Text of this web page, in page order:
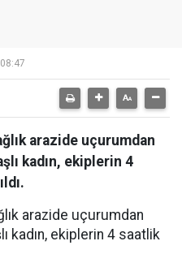
arazide uçurumdan
kadın, ekiplerin 4
arazide uçurumdan
kadın, ekiplerin 4 saatlik